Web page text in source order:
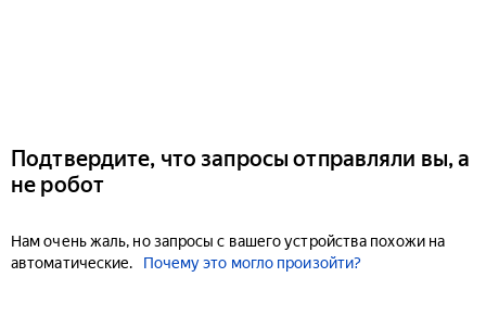
Подтвердите, что запросы отправляли вы, а
не робот
Нам очень жаль, но запросы с вашего устройства похожи на
автоматические.
Почему это могло произойти?